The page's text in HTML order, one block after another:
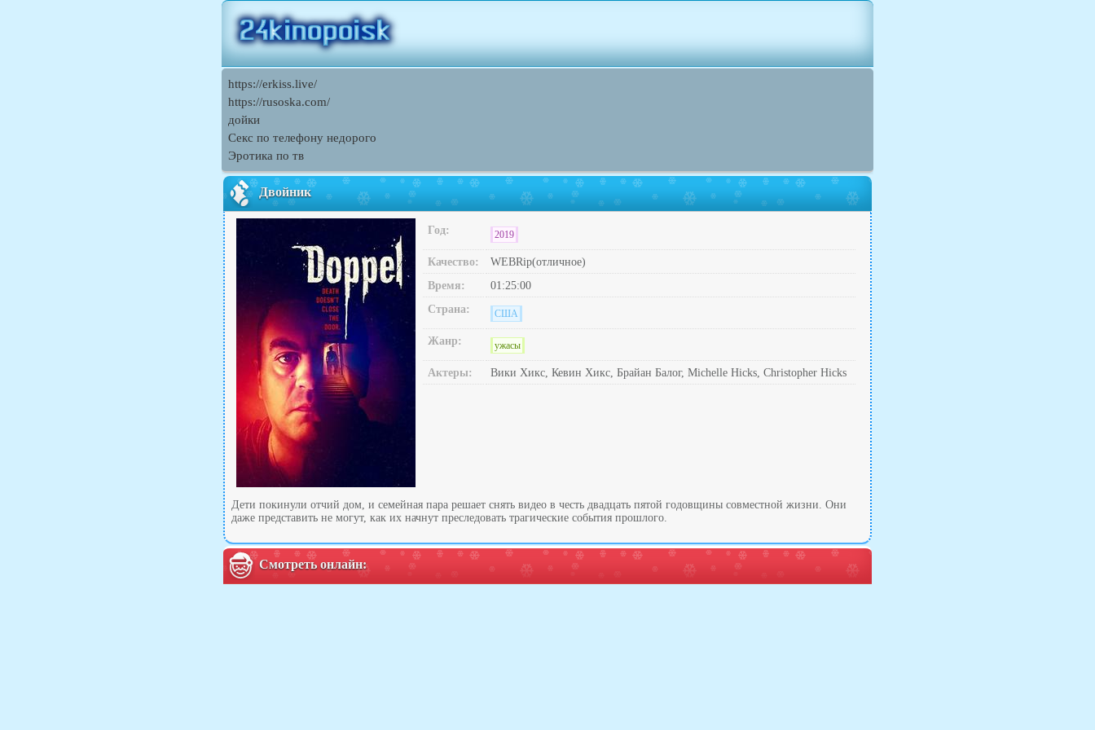
https://erkiss.live/
https://rusoska.com/
дойки
Секс по телефону недорого
Эротика по тв
Двойник
Год: 2019
Качество:
WEBRip(отличное)
Время:
01:25:00
Страна:
США
Жанр: ужасы
Актеры: Вики Хикс, Кевин Хикс, Брайан Балог, Michelle Hicks, Christopher Hicks
Дети покинули отчий дом, и семейная пара решает снять видео в честь двадцать пятой годовщины совместной жизни. Они
даже представить не могут, как их начнут преследовать трагические события прошлого.
Смотреть онлайн: